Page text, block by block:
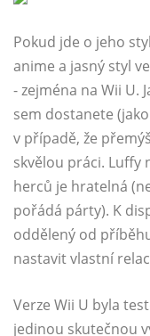
Pokud jde o jeho
anime a jasný styl
- zejména na Wii U.
sem dostanete
v případě, že
skvělou práci. Luffy
herců je hratelná
pořádá párty). K
oddělený od
nastavit vlastní
Verze Wii U byla
jedinou skutečnou